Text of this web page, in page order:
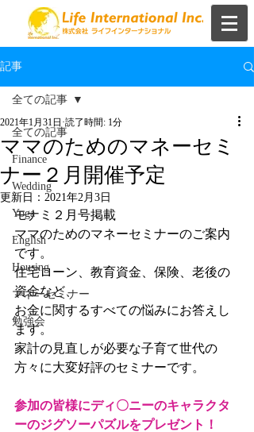
記事
全ての記事
Finance
Wedding
Yoga
English
Housing
マネーセミナー
勉強会
全ての記事
ママのためのマネーセミ
ナー２月開催予定
2021年1月31日 読了時間: 1分
更新日： 2021年2月3日
モナミ２月号掲載
ママのためのマネーセミナーのご案内
です。
住宅ローン、教育資金、保険、老後の
資金など、
お金に関するすべての悩みにお答えし
ます。
家計の見直しが必要な子育て世代の
方々に大変好評のセミナーです。
参加の皆様にディ〇ニーのキャラクタ
ーのジグソーパズルをプレゼント！